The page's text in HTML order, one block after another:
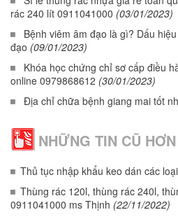
rác 240 lít 0911041000 (03/01/2023)
Bệnh viêm âm đạo là gì? Dấu
đạo (09/01/2023)
Khóa học chứng chỉ sơ cấp điều
online 0979868612 (30/01/2023)
Địa chỉ chữa bệnh giang mai tốt
NHỮNG TIN CŨ HƠN
Thủ tục nhập khẩu keo dán các
Thùng rác 120l, thùng rác 240l,
0911041000 ms Thịnh (22/11/2022)